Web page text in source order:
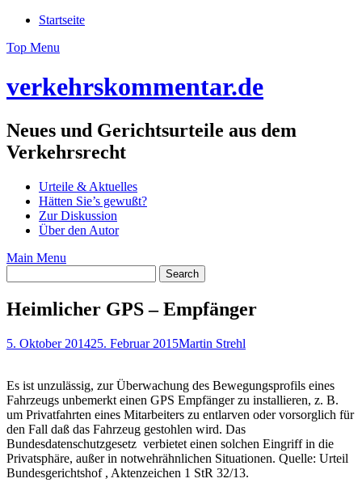
Skip
content
Startseite
Top Menu
verkehrskommentar.de
Neues und Gerichtsurteile aus dem
Verkehrsrecht
Urteile & Aktuelles
Hätten Sie’s gewußt?
Zur Diskussion
Über den Autor
Main Menu
Heimlicher GPS – Empfänger
5. Oktober 201425. Februar 2015Martin Strehl
Es ist unzulässig, zur Überwachung des Bewegungsprofils eines
Fahrzeugs unbemerkt einen GPS Empfänger zu installieren, z. B.
um Privatfahrten eines Mitarbeiters zu entlarven oder vorsorglich für
den Fall daß das Fahrzeug gestohlen wird. Das
Bundesdatenschutzgesetz verbietet einen solchen Eingriff in die
Privatsphäre, außer in notwehrähnlichen Situationen. Quelle: Urteil
Bundesgerichtshof , Aktenzeichen 1 StR 32/13.